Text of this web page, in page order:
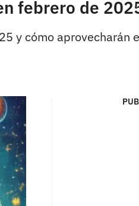
febrero de
y cómo aprovecharán